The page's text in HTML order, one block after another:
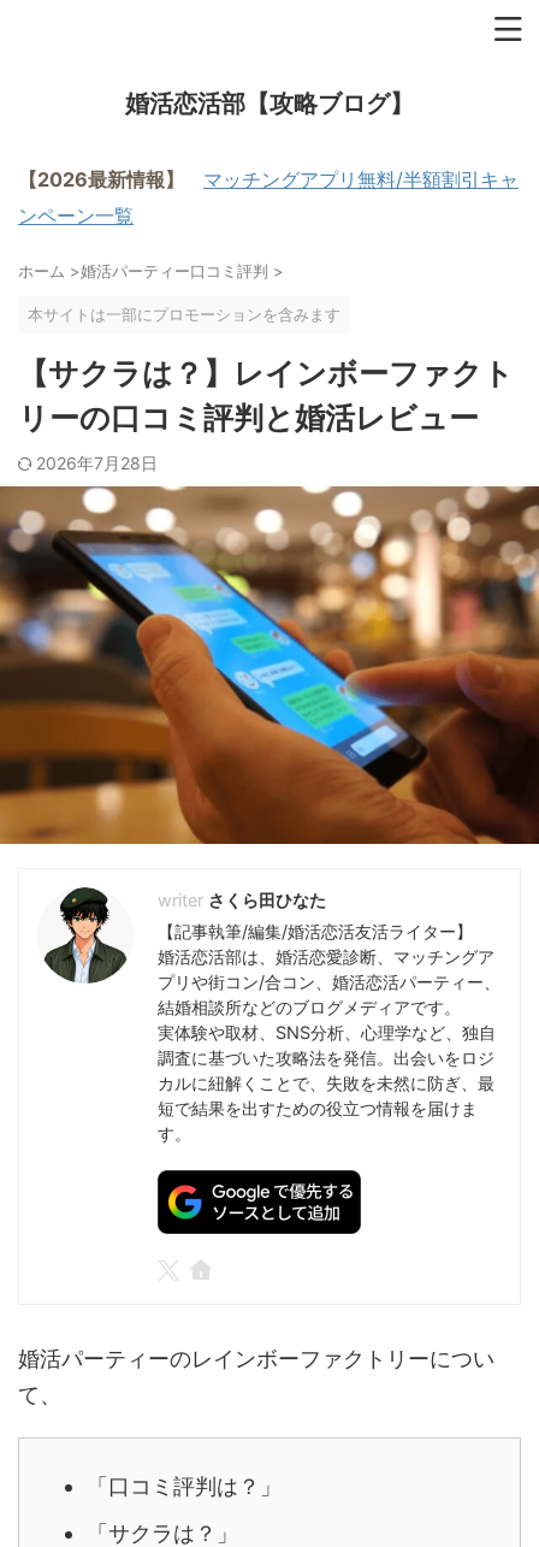
婚活恋活部【攻略ブログ】
【2026最新情報】
マッチングアプリ無料/半額割引キャ
ンペーン一覧
ホーム >婚活パーティー口コミ評判 >
本サイトは一部にプロモーションを含みます
【サクラは？】レインボーファクト
リーの口コミ評判と婚活レビュー
2026年7月28日
さくら田ひなた
【記事執筆/編集/婚活恋活友活ライター】
婚活恋活部は、婚活恋愛診断、マッチングア
プリや街コン/合コン、婚活恋活パーティー、
結婚相談所などのブログメディアです。
実体験や取材、SNS分析、心理学など、独自
調査に基づいた攻略法を発信。出会いをロジ
カルに紐解くことで、失敗を未然に防ぎ、最
短で結果を出すための役立つ情報を届けま
す。
婚活パーティーのレインボーファクトリーについ
て、
「口コミ評判は？」
「サクラは？」